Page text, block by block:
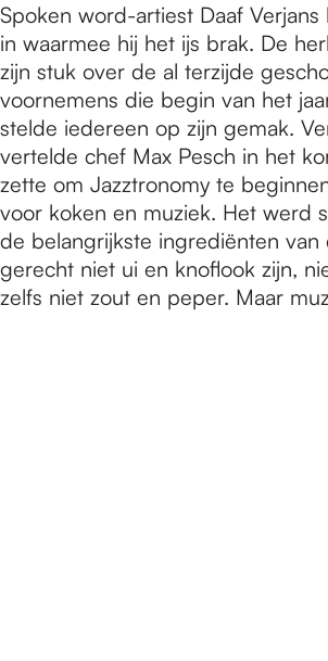
Spoken word-artiest Daaf
in waarmee hij het ijs brak. De
zijn stuk over de al terzijde
voornemens die begin van het
stelde iedereen op zijn gemak.
vertelde chef Max Pesch in het
zette om Jazztronomy te
voor koken en muziek. Het werd
de belangrijkste ingrediënten van
gerecht niet ui en knoflook zijn,
zelfs niet zout en peper. Maar